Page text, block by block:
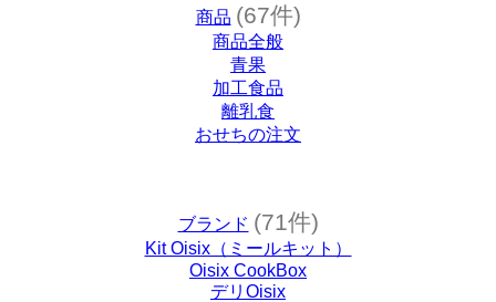
商品 (67件)
商品全般
青果
加工食品
離乳食
おせちの注文
ブランド (71件)
Kit Oisix（ミールキット）
Oisix CookBox
デリOisix